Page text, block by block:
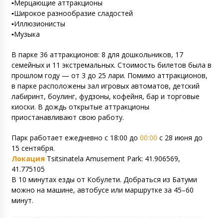
▪️Мерцающие аттракционы
▪️Широкое разнообразие сладостей
▪️Иллюзионисты
▪️Музыка
В парке 36 аттракционов: 8 для дошкольников, 17
семейных и 11 экстремальных. Стоимость билетов была в
прошлом году — от 3 до 25 лари. Помимо аттракционов,
в парке расположены зал игровых автоматов, детский
лабиринт, боулинг, фудзоны, кофейня, бар и торговые
киоски. В дождь открытые аттракционы
приостанавливают свою работу.
Парк работает ежедневно с 18:00 до 00:00 с 28 июня до
15 сентября.
Локация Tsitsinatela Amusement Park: 41.906569,
41.775105
В 10 минутах езды от Кобулети. Добраться из Батуми
можно на машине, автобусе или маршрутке за 45–60
минут.